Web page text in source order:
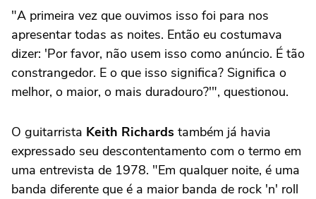
"A primeira vez que ouvimos isso foi para nos
apresentar todas as noites. Então eu costumava
dizer: 'Por favor, não usem isso como anúncio. É tão
constrangedor. E o que isso significa? Significa o
melhor, o maior, o mais duradouro?'", questionou.
O guitarrista Keith Richards também já havia
expressado seu descontentamento com o termo em
uma entrevista de 1978. "Em qualquer noite, é uma
banda diferente que é a maior banda de rock 'n' roll